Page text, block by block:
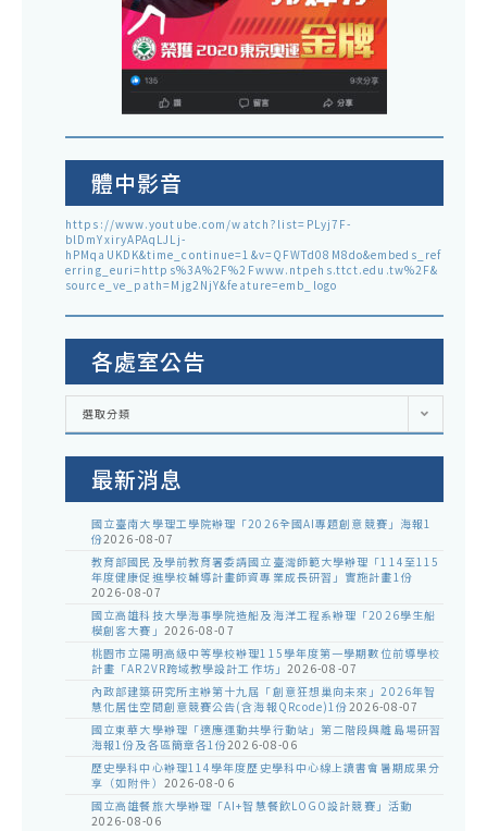
體中影音
https://www.youtube.com/watch?list=PLyj7F-
blDmYxiryAPAqLJLj-
hPMqaUKDK&time_continue=1&v=QFWTd08M8do&embeds_ref
erring_euri=https%3A%2F%2Fwww.ntpehs.ttct.edu.tw%2F&
source_ve_path=Mjg2NjY&feature=emb_logo
各處室公告
各
室
選取分類
最新消息
國立臺南大學理工學院辦理「2026全國AI專題創意競賽」海報1
份2026-08-07
教育部國民及學前教育署委請國立臺灣師範大學辦理「114至115
年度健康促進學校輔導計畫師資專業成長研習」實施計畫1份
2026-08-07
國立高雄科技大學海事學院造船及海洋工程系辦理「2026學生船
模創客大賽」 2026-08-07
桃園市立陽明高級中等學校辦理115學年度第一學期數位前導學校
計畫「AR2VR跨域教學設計工作坊」 2026-08-07
內政部建築研究所主辦第十九屆「創意狂想巢向未來」2026年智
慧化居住空間創意競賽公告(含海報QRcode)1份2026-08-07
國立東華大學辦理「適應運動共學行動站」第二階段與離島場研習
海報1份及各區簡章各1份2026-08-06
歷史學科中心辦理114學年度歷史學科中心線上讀書會暑期成果分
享（如附件） 2026-08-06
國立高雄餐旅大學辦理「AI+智慧餐飲LOGO設計競賽」活動
2026-08-06